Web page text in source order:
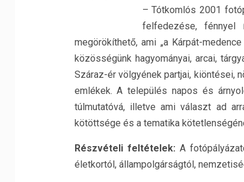
– Tótkomlós 2001
felfedezése, fénnyel
megörökíthető, ami „a Kárpát-
közösségünk hagyományai, arcai,
Száraz-ér völgyének partjai, kiöntései,
emlékek. A település napos és
túlmutatóvá, illetve ami választ ad
kötöttsége és a tematika
Részvételi feltételek: A
életkortól, állampolgárságtól,